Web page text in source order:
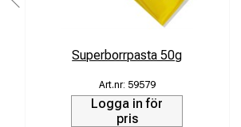
Superborrpasta 50g
59579
Logga in för
pris